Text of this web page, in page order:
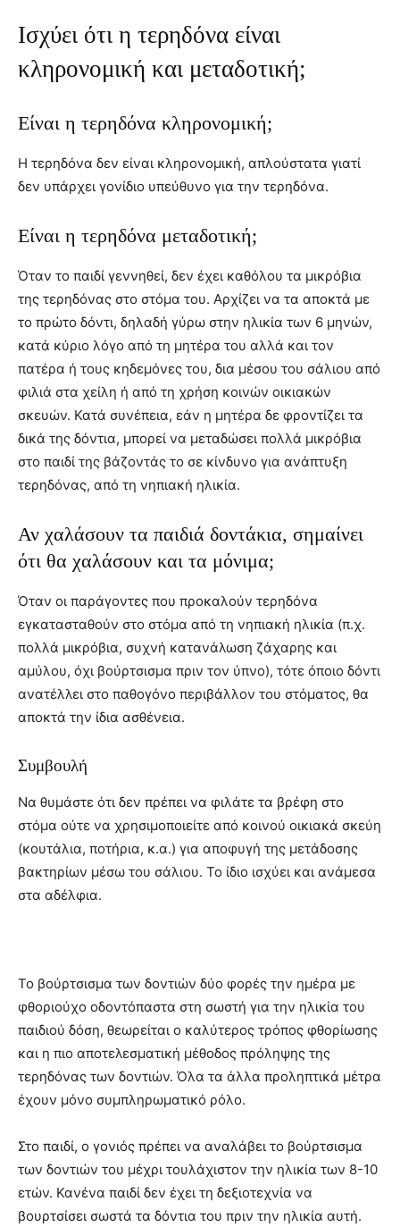
Ισχύει ότι η τερηδόνα είναι
κληρονομική και μεταδοτική;
Είναι η τερηδόνα κληρονομική;
Η τερηδόνα δεν είναι κληρονομική, απλούστατα γιατί
δεν υπάρχει γονίδιο υπεύθυνο για την τερηδόνα.
Είναι η τερηδόνα μεταδοτική;
Όταν το παιδί γεννηθεί, δεν έχει καθόλου τα μικρόβια
της τερηδόνας στο στόμα του. Αρχίζει να τα αποκτά με
το πρώτο δόντι, δηλαδή γύρω στην ηλικία των 6 μηνών,
κατά κύριο λόγο από τη μητέρα του αλλά και τον
πατέρα ή τους κηδεμόνες του, δια μέσου του σάλιου από
φιλιά στα χείλη ή από τη χρήση κοινών οικιακών
σκευών. Κατά συνέπεια, εάν η μητέρα δε φροντίζει τα
δικά της δόντια, μπορεί να μεταδώσει πολλά μικρόβια
στο παιδί της βάζοντάς το σε κίνδυνο για ανάπτυξη
τερηδόνας, από τη νηπιακή ηλικία.
Αν χαλάσουν τα παιδιά δοντάκια, σημαίνει
ότι θα χαλάσουν και τα μόνιμα;
Όταν οι παράγοντες που προκαλούν τερηδόνα
εγκατασταθούν στο στόμα από τη νηπιακή ηλικία (π.χ.
πολλά μικρόβια, συχνή κατανάλωση ζάχαρης και
αμύλου, όχι βούρτσισμα πριν τον ύπνο), τότε όποιο δόντι
ανατέλλει στο παθογόνο περιβάλλον του στόματος, θα
αποκτά την ίδια ασθένεια.
Συμβουλή
Να θυμάστε ότι δεν πρέπει να φιλάτε τα βρέφη στο
στόμα ούτε να χρησιμοποιείτε από κοινού οικιακά σκεύη
(κουτάλια, ποτήρια, κ.α.) για αποφυγή της μετάδοσης
βακτηρίων μέσω του σάλιου. Το ίδιο ισχύει και ανάμεσα
στα αδέλφια.
Το βούρτσισμα των δοντιών δύο φορές την ημέρα με
φθοριούχο οδοντόπαστα στη σωστή για την ηλικία του
παιδιού δόση, θεωρείται ο καλύτερος τρόπος φθορίωσης
και η πιο αποτελεσματική μέθοδος πρόληψης της
τερηδόνας των δοντιών. Όλα τα άλλα προληπτικά μέτρα
έχουν μόνο συμπληρωματικό ρόλο.
Στο παιδί, ο γονιός πρέπει να αναλάβει το βούρτσισμα
των δοντιών του μέχρι τουλάχιστον την ηλικία των 8-10
ετών. Κανένα παιδί δεν έχει τη δεξιοτεχνία να
βουρτσίσει σωστά τα δόντια του πριν την ηλικία αυτή.